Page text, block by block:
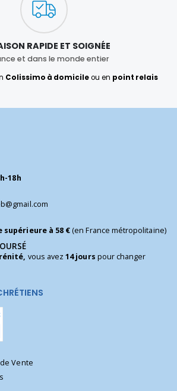
RAPIDE ET SOIGNÉE
et dans le monde entier
Colissimo à domicileou en point relais
18h
supérieure à 58 €(en France métropolitaine)
vous avez14 jours pour changer
Vente